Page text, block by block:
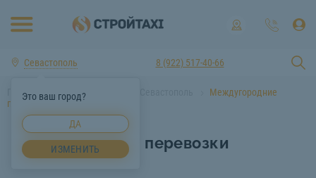
Севастополь
Это ваш город?
ДА
ИЗМЕНИТЬ
8 (922) 517-40-66
Главная Услуги спецтехники Севастополь
Междугородние
перевозки Севастополь
Междугородние перевозки
Севастополь